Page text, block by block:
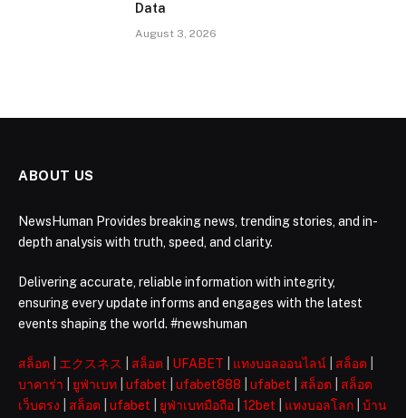
Data
August 3, 2026
ABOUT US
NewsHuman Provides breaking news, trending stories, and in-
depth analysis with truth, speed, and clarity.
Delivering accurate, reliable information with integrity,
ensuring every update informs and engages with the latest
events shaping the world. #newshuman
สล็อต エクスネス สล็อต UFABET แทงบอลออนไลน์ สล็อต
บาคาร่า
ยูฟ่าเบท ufabet ufabet888 ufabet สล็อต
สล็อต
เว็บตรง
สล็อต ufabet ยูฟ่าเบทมือถือ 12bet แทงบอลโลก
บ้าน